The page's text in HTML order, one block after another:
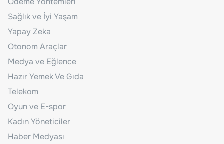
Sağlık ve İyi Yaşam
Yapay Zeka
Otonom Araçlar
Medya ve Eğlence
Hazır Yemek Ve Gıda
Telekom
Oyun ve E-spor
Kadın Yöneticiler
Haber Medyası